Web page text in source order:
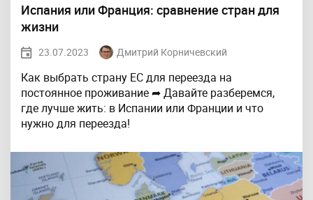
Испания или Франция: сравнение стран для
жизни
23.07.2023 Дмитрий Корничевский
Как выбрать страну ЕС для переезда на
постоянное проживание ➦ Давайте разберемся,
где лучше жить: в Испании или Франции и что
нужно для переезда!